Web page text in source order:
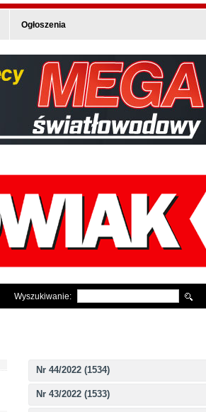
Ogłoszenia
Wyszukiwanie:
Nr 44/2022 (1534)
Nr 43/2022 (1533)